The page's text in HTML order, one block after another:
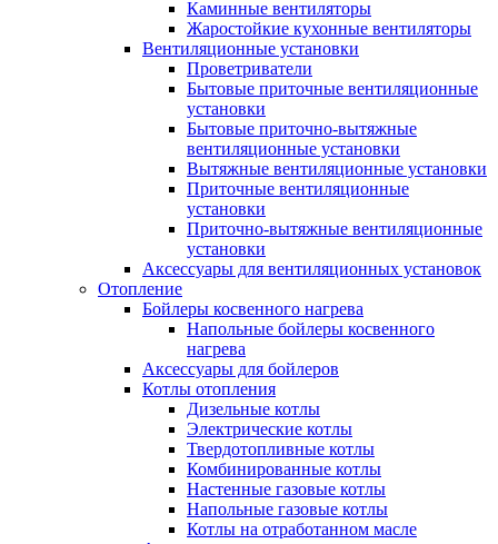
Каминные вентиляторы
Жаростойкие кухонные вентиляторы
Вентиляционные установки
Проветриватели
Бытовые приточные вентиляционные
установки
Бытовые приточно-вытяжные
вентиляционные установки
Вытяжные вентиляционные установки
Приточные вентиляционные
установки
Приточно-вытяжные вентиляционные
установки
Аксессуары для вентиляционных установок
Отопление
Бойлеры косвенного нагрева
Напольные бойлеры косвенного
нагрева
Аксессуары для бойлеров
Котлы отопления
Дизельные котлы
Электрические котлы
Твердотопливные котлы
Комбинированные котлы
Настенные газовые котлы
Напольные газовые котлы
Котлы на отработанном масле